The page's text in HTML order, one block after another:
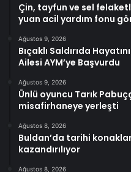
Çin, tayfun ve sel
yuan acil yardım fonu
Ağustos 9, 2026
Bıçaklı Saldırıda
Ailesi AYM’ye Başvurdu
Ağustos 9, 2026
Ünlü oyuncu Tarık
misafirhaneye yerleşti
Ağustos 8, 2026
Buldan’da tarihi
kazandırılıyor
Ağustos 8, 2026